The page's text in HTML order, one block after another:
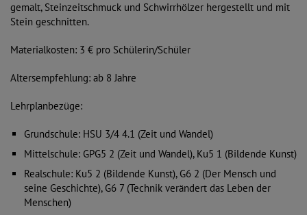
gemalt, Steinzeitschmuck und Schwirrhölzer hergestellt und mit
Stein geschnitten.
Materialkosten: 3 € pro Schülerin/Schüler
Altersempfehlung: ab 8 Jahre
Lehrplanbezüge:
Grundschule: HSU 3/4 4.1 (Zeit und Wandel)
Mittelschule: GPG5 2 (Zeit und Wandel), Ku5 1 (Bildende Kunst)
Realschule: Ku5 2 (Bildende Kunst), G6 2 (Der Mensch und
seine Geschichte), G6 7 (Technik verändert das Leben der
Menschen)